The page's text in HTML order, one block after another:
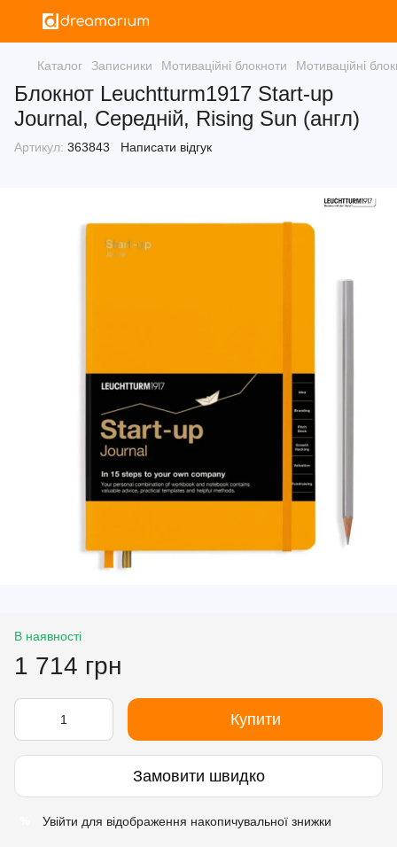
Каталог Записники Мотиваційні блокноти Мотиваційні
Блокнот Leuchtturm1917 Start-up
Journal, Середній, Rising Sun (англ)
Артикул: 363843 Написати відгук
В наявності
1 714 грн
Купити
Замовити швидко
Увійти для відображення накопичувальної знижки